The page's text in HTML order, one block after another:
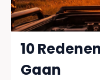
10
Gaan